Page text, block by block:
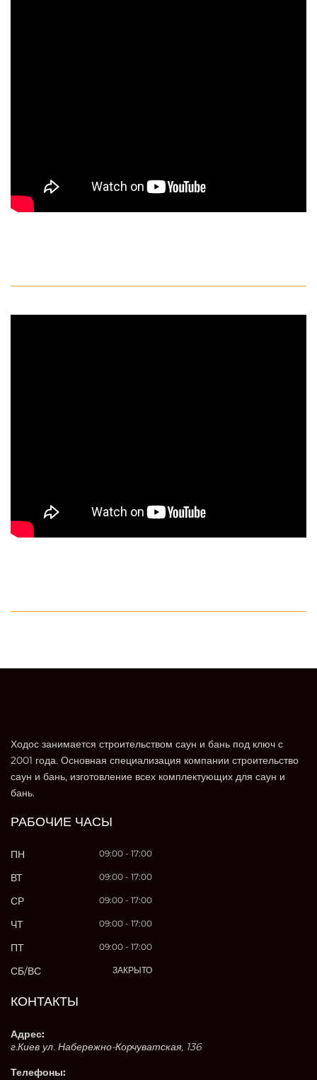
Ходос занимается строительством саун и бань под ключ с
2001 года. Основная специализация компании строительство
саун и бань, изготовление всех комплектующих для саун и
бань.
РАБОЧИЕ ЧАСЫ
ПН 09:00 - 17:00
ВТ 09:00 - 17:00
СР 09:00 - 17:00
ЧТ 09:00 - 17:00
ПТ 09:00 - 17:00
СБ/ВС ЗАКРЫТО
КОНТАКТЫ
Адрес:
г.Киев ул. Набережно-Корчуватская, 136
Телефоны: